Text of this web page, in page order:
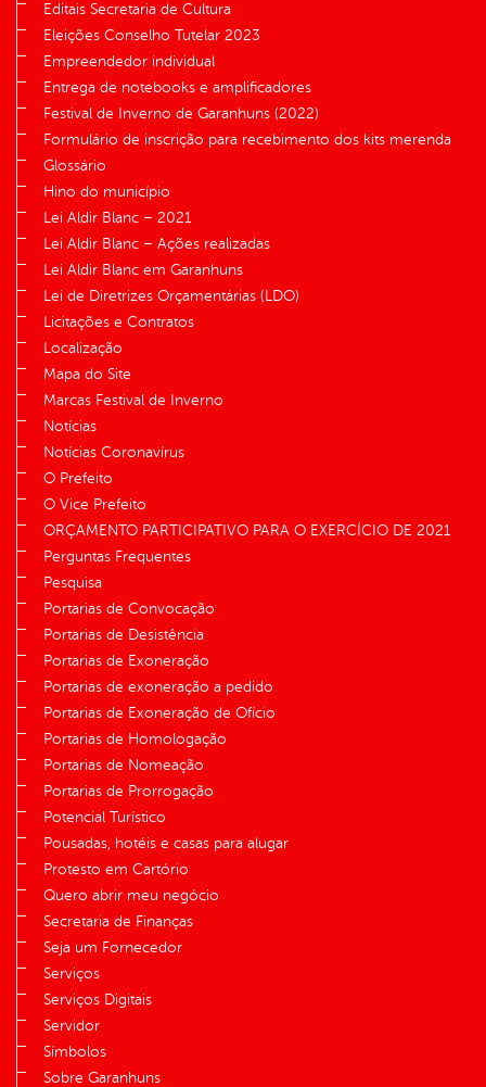
Editais Secretaria de Cultura
Eleições Conselho Tutelar 2023
Empreendedor individual
Entrega de notebooks e amplificadores
Festival de Inverno de Garanhuns (2022)
Formulário de inscrição para recebimento dos kits merenda
Glossário
Hino do município
Lei Aldir Blanc – 2021
Lei Aldir Blanc – Ações realizadas
Lei Aldir Blanc em Garanhuns
Lei de Diretrizes Orçamentárias (LDO)
Licitações e Contratos
Localização
Mapa do Site
Marcas Festival de Inverno
Notícias
Notícias Coronavírus
O Prefeito
O Vice Prefeito
ORÇAMENTO PARTICIPATIVO PARA O EXERCÍCIO DE 2021
Perguntas Frequentes
Pesquisa
Portarias de Convocação
Portarias de Desistência
Portarias de Exoneração
Portarias de exoneração a pedido
Portarias de Exoneração de Ofício
Portarias de Homologação
Portarias de Nomeação
Portarias de Prorrogação
Potencial Turístico
Pousadas, hotéis e casas para alugar
Protesto em Cartório
Quero abrir meu negócio
Secretaria de Finanças
Seja um Fornecedor
Serviços
Serviços Digitais
Servidor
Símbolos
Sobre Garanhuns